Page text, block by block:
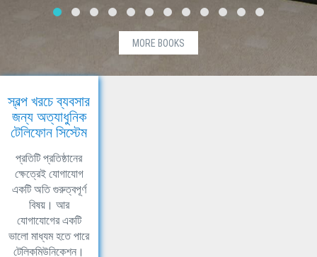
MORE BOOKS
স্বল্প খরচে ব্যবসার
জন্য অত্যাধুনিক
টেলিফোন সিস্টেম
প্রতিটি প্রতিষ্ঠানের
ক্ষেত্রেই যোগাযোগ
একটি অতি গুরুত্বপূর্ণ
বিষয়। আর
যোগাযোগের একটি
ভালো মাধ্যম হতে পারে
টেলিকমিউনিকেশন।